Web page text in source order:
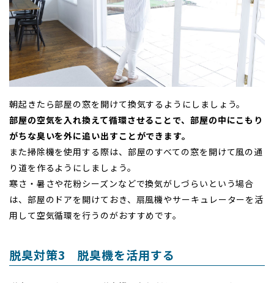
朝起きたら部屋の窓を開けて換気するようにしましょう。
部屋の空気を入れ換えて循環させることで、部屋の中にこもり
がちな臭いを外に追い出すことができます。
また掃除機を使用する際は、部屋のすべての窓を開けて風の通
り道を作るようにしましょう。
寒さ・暑さや花粉シーズンなどで換気がしづらいという場合
は、部屋のドアを開けておき、扇風機やサーキュレーターを活
用して空気循環を行うのがおすすめです。
脱臭対策3 脱臭機を活用する